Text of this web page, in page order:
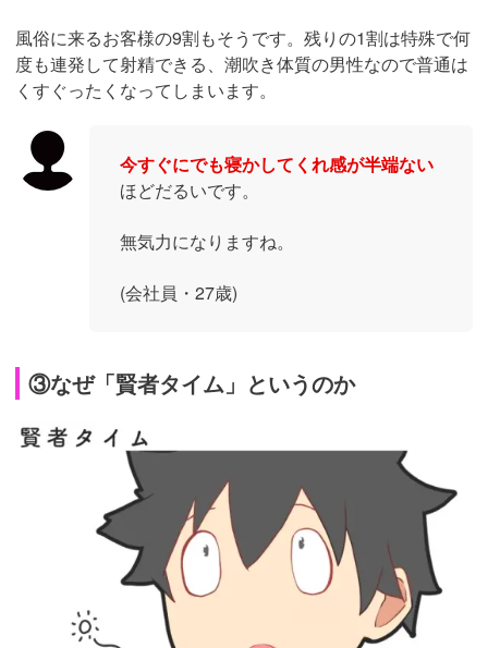
風俗に来るお客様の9割もそうです。残りの1割は特殊で何
度も連発して射精できる、潮吹き体質の男性なので普通は
くすぐったくなってしまいます。
今すぐにでも寝かしてくれ感が半端ない
ほどだるいです。
無気力になりますね。
(会社員・27歳)
③なぜ「賢者タイム」というのか